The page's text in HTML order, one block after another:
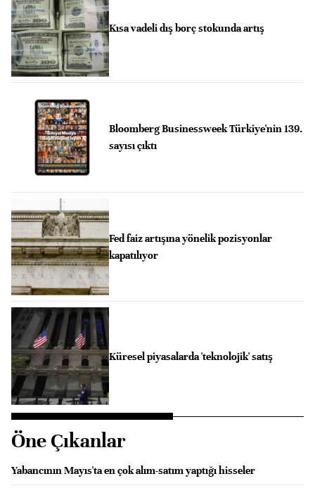
Kısa vadeli dış borç stokunda artış
Bloomberg Businessweek Türkiye'nin 139.
sayısı çıktı
Fed faiz artışına yönelik pozisyonlar
kapatılıyor
Küresel piyasalarda 'teknolojik' satış
Öne Çıkanlar
Yabancının Mayıs'ta en çok alım-satım yaptığı hisseler